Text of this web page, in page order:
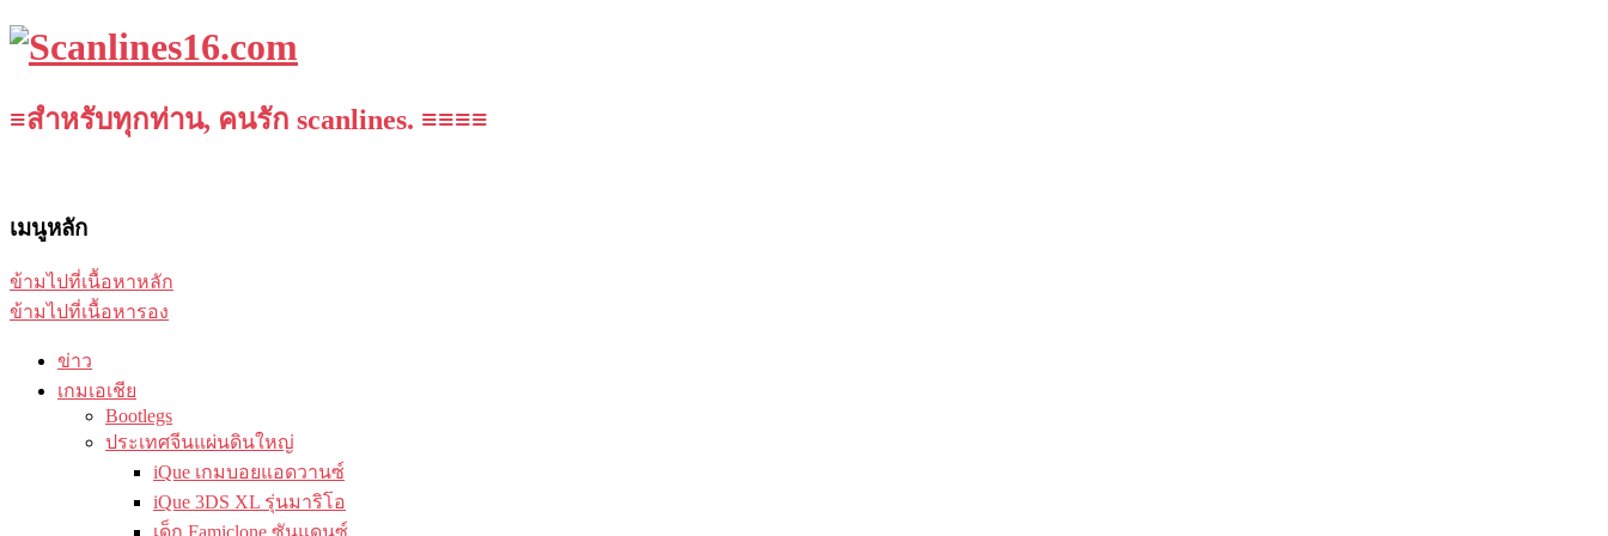
≡สำหรับทุกท่าน, คนรัก scanlines. ≡≡≡≡
เมนูหลัก
ข้ามไปที่เนื้อหาหลัก
ข้ามไปที่เนื้อหารอง
ข่าว
เกมเอเชีย
Bootlegs
ประเทศจีนแผ่นดินใหญ่
iQue เกมบอยแอดวานซ์
iQue 3DS XL รุ่นมาริโอ